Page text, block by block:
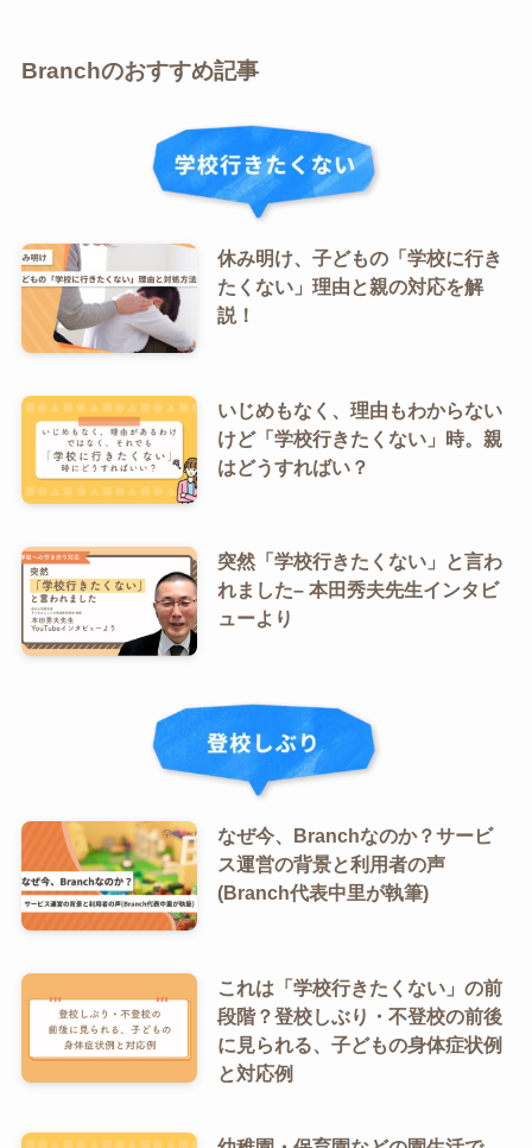
Branchのおすすめ記事
休み明け、子どもの「学校に行き
たくない」理由と親の対応を解
説！
いじめもなく、理由もわからない
けど「学校行きたくない」時。親
はどうすればい？
突然「学校行きたくない」と言わ
れました– 本田秀夫先生インタビ
ューより
なぜ今、Branchなのか？サービ
ス運営の背景と利用者の声
(Branch代表中里が執筆)
これは「学校行きたくない」の前
段階？登校しぶり・不登校の前後
に見られる、子どもの身体症状例
と対応例